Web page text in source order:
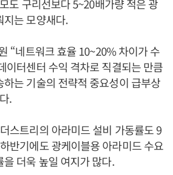
도 구리선보다 5~20배가량 적은 광
지는 모양새다.
“네트워크 효율 10~20% 차이가 수
이터센터 수익 격차로 직결되는 만큼
는 기술의 전략적 중요성이 급부상
.
스트리의 아라미드 설비 가동률도 9
반기에도 광케이블용 아라미드 수요
더욱 높일 여지가 많다.